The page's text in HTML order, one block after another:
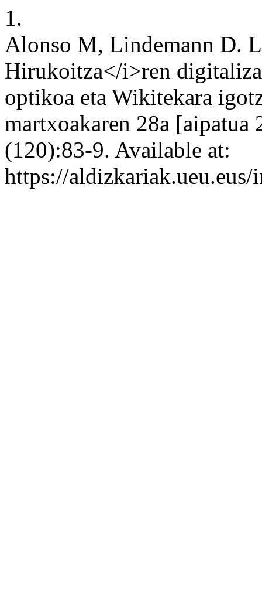
1.
Alonso M, Lindemann D.
Hirukoitza</i>ren
optikoa eta Wikitekara
martxoakaren 28a [aipatua
(120):83-9. Available at:
https://